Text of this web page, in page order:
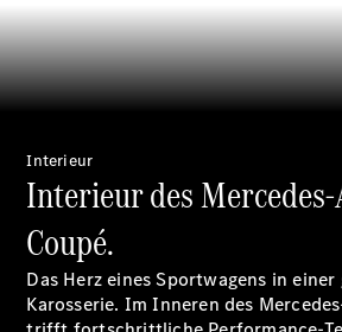
Digitale
Broschüre
Fahrzeugzubehör
Collection
Servicetermin
Interieur
Interieur des
Coupé.
Das Herz eines Sportwagens in einer
Karosserie. Im Inneren des